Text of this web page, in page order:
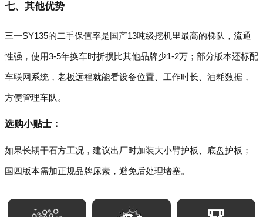
七、其他优势
三一SY135的二手保值率是国产13吨级挖机里最高的梯队，流通
性强，使用3-5年换车时折损比其他品牌少1-2万；部分版本还标配
车联网系统，老板远程就能看设备位置、工作时长、油耗数据，
方便管理车队。
选购小贴士：
如果长期干石方工况，建议出厂时加装大小臂护板、底盘护板；
国四版本需加正规品牌尿素，避免后处理堵塞。